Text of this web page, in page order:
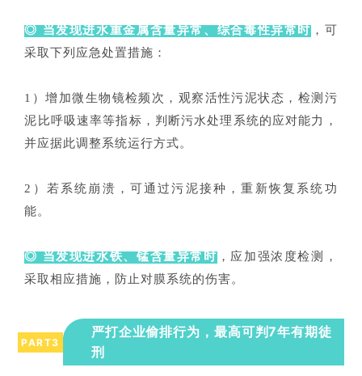
◎ 当发现进水重金属含量异常、综合毒性异常时 ，可
采取下列应急处置措施：
1）增加微生物镜检频次，观察活性污泥状态，检测污
泥比呼吸速率等指标，判断污水处理系统的应对能力，
并应据此调整系统运行方式。
2）若系统崩溃，可通过污泥接种，重新恢复系统功
能。
◎ 当发现进水铁、锰含量异常时 ，应加强浓度检测，
采取相应措施，防止对膜系统的伤害。
PART3
严打企业偷排行为，最高可判7年有期徒
刑